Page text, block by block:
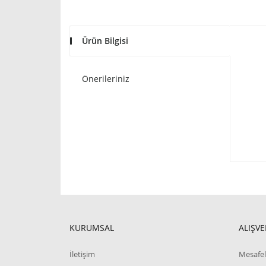
Ürün Bilgisi
Önerileriniz
KURUMSAL
İletişim